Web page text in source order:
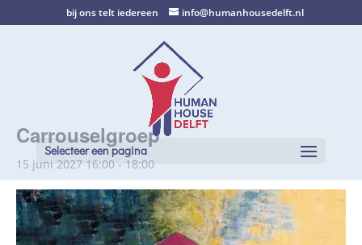
bij ons telt iedereen info@humanhousedelft.nl
Selecteer een pagina
Carrouselgroep
15 juni 2027 16:00 - 18:00